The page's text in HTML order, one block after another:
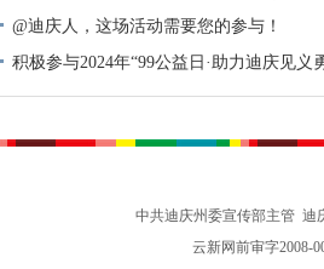
@迪庆人，这场活动需要您的参与！
积极参与2024年“99公益日·助力迪庆见义
动倡议书